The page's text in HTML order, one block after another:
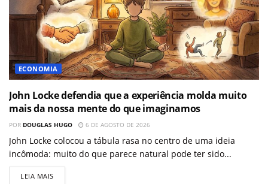
ECONOMIA
John Locke defendia que a experiência molda muito
mais da nossa mente do que imaginamos
POR DOUGLAS HUGO 6 DE AGOSTO DE 2026
John Locke colocou a tábula rasa no centro de uma ideia
incômoda: muito do que parece natural pode ter sido...
LEIA MAIS